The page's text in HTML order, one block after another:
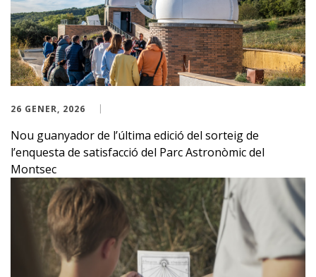
26 GENER, 2026
Nou guanyador de l’última edició del sorteig de
l’enquesta de satisfacció del Parc Astronòmic del
Montsec